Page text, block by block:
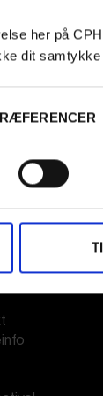
her på
dit samtykke
2026